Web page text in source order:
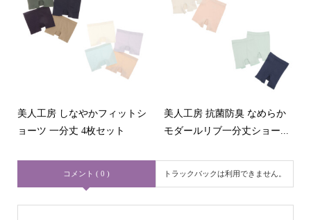
美人工房 しなやかフィットシ
ョーツ 一分丈 4枚セット
美人工房 抗菌防臭 なめらか
モダールリブ一分丈ショー...
コメント ( 0 ) トラックバックは利用できません。